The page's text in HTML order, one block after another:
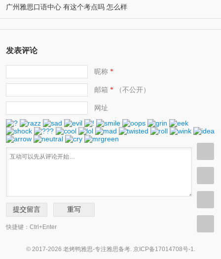
广州雅思口语中心 有这个考点吗 怎么样
发表评论
昵称*
邮箱 *（不公开）
网址
快捷键：Ctrl+Enter
© 2017-2026 老烤鸭雅思-专注雅思备考. 京ICP备17014708号-1.